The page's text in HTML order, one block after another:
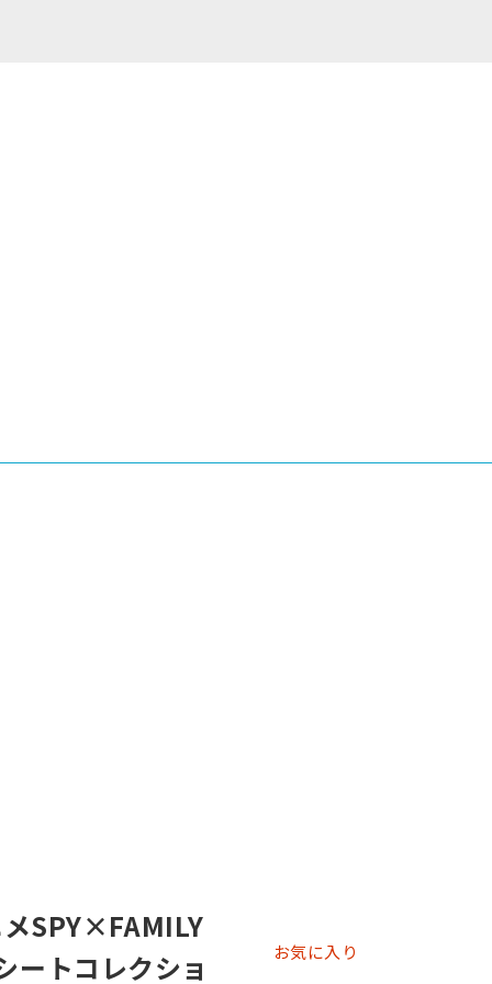
SPY×FAMILY
トコレクショ
お気に入り